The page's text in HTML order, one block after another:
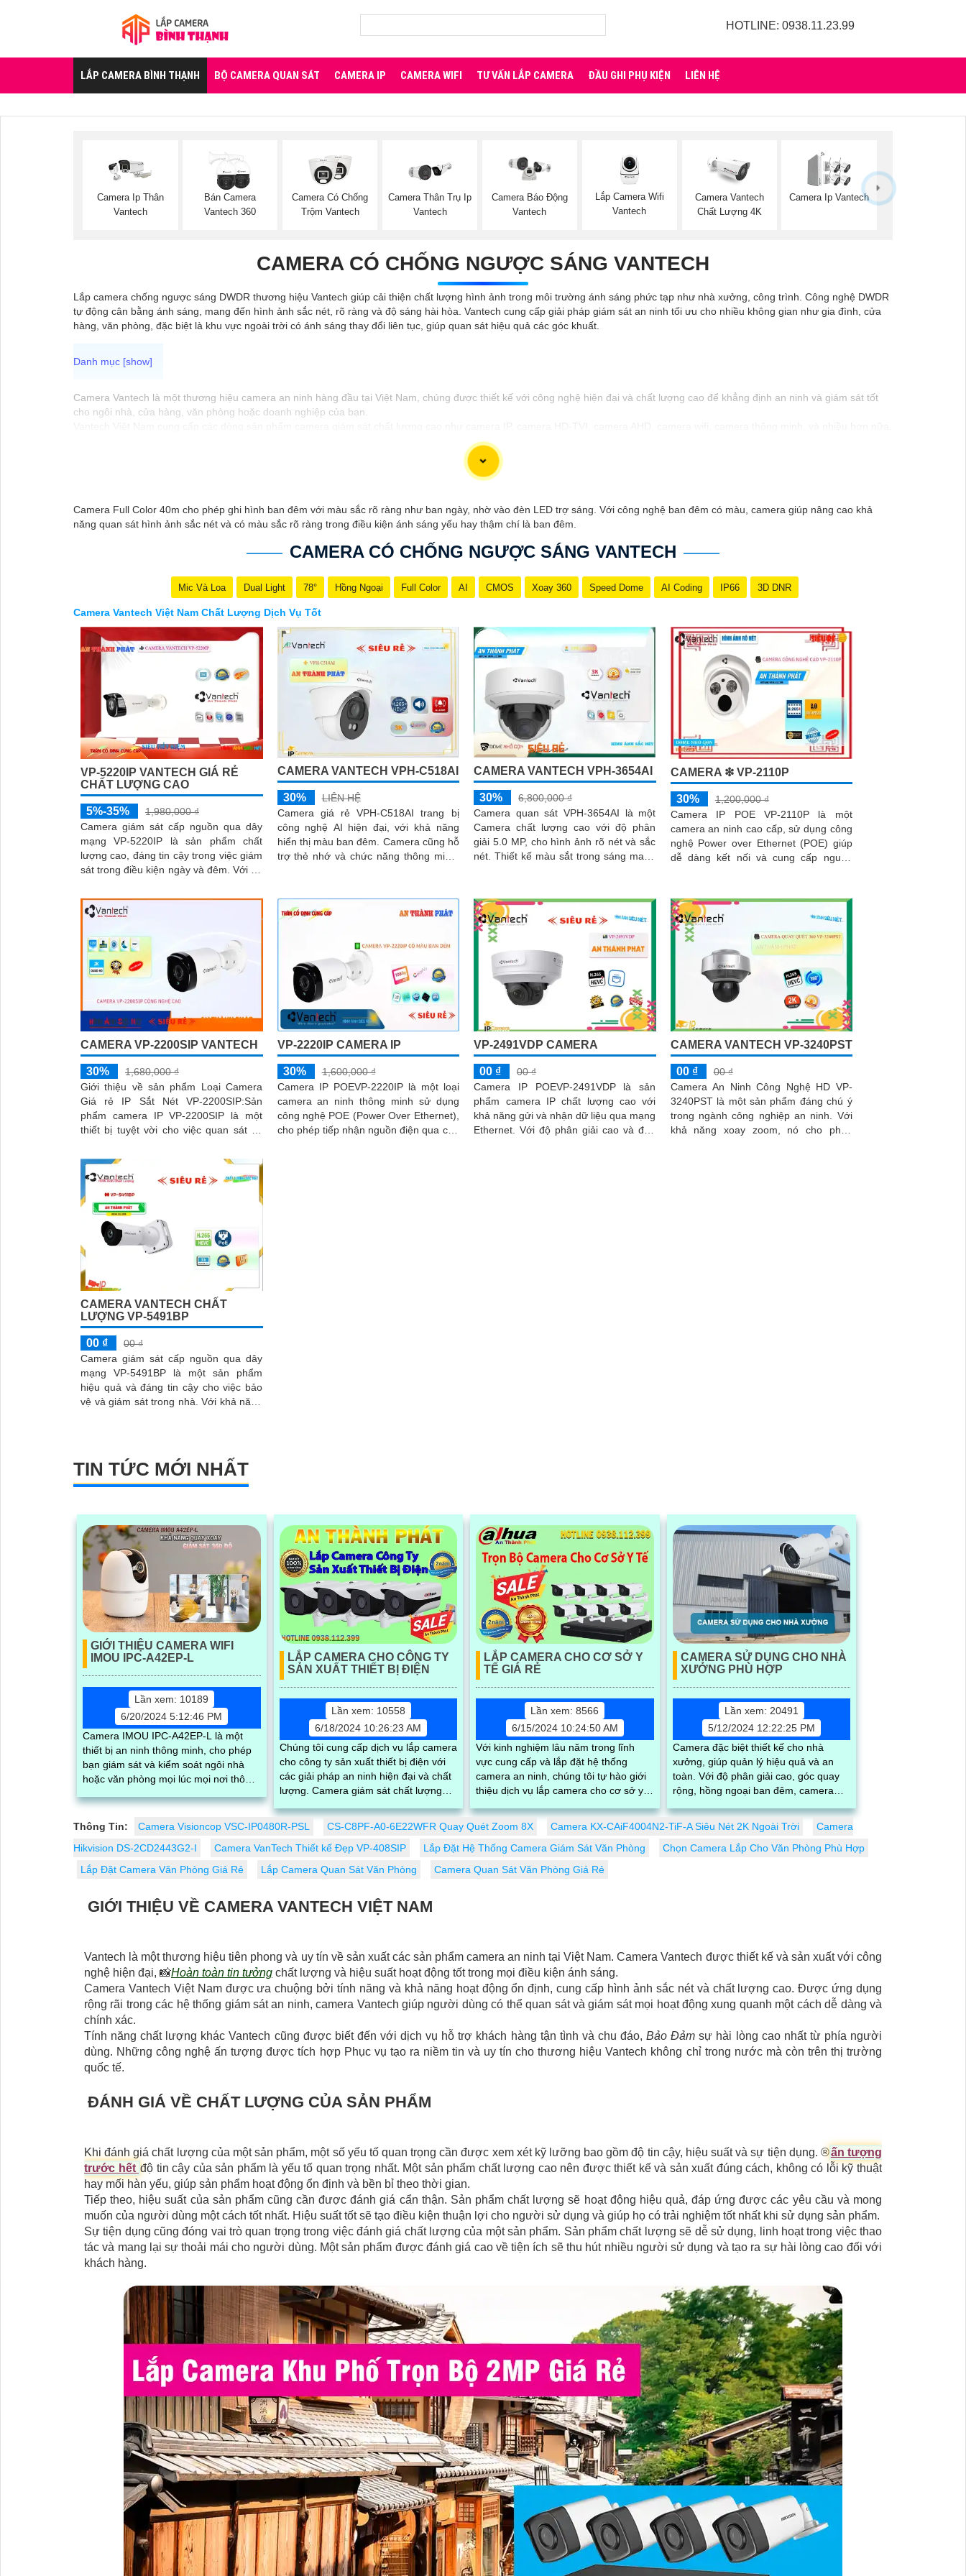
HOTLINE: 0938.11.23.99
LẮP CAMERA BÌNH THẠNH BỘ CAMERA QUAN SÁT CAMERA IP CAMERA WIFI TƯ VẤN LẮP CAMERA ĐẦU GHI PHỤ KIỆN LIÊN HỆ
Camera Ip Thân
Vantech
Bán Camera
Vantech 360
Camera Có Chống
Trộm Vantech
Camera Thân Trụ Ip
Vantech
Camera Báo Động
Vantech
Lắp Camera Wifi
Vantech
Camera Vantech
Chất Lượng 4K
Camera Ip Vantech
CAMERA CÓ CHỐNG NGƯỢC SÁNG VANTECH
Lắp camera chống ngược sáng DWDR thương hiệu Vantech giúp cải thiện chất lượng hình ảnh trong môi trường ánh sáng phức tạp như nhà xưởng, công trình. Công nghệ DWDR
tự động cân bằng ánh sáng, mang đến hình ảnh sắc nét, rõ ràng và độ sáng hài hòa. Vantech cung cấp giải pháp giám sát an ninh tối ưu cho nhiều không gian như gia đình, cửa
hàng, văn phòng, đặc biệt là khu vực ngoài trời có ánh sáng thay đổi liên tục, giúp quan sát hiệu quả các góc khuất.
Camera Vantech là một thương hiệu camera an ninh hàng đầu tại Việt Nam, chúng được thiết kế với công nghệ hiện đại và chất lượng cao để khẳng định an ninh và giám sát tốt
cho ngôi nhà, cửa hàng, văn phòng hoặc doanh nghiệp của bạn.
Các sản phẩm của Vantech được sản xuất theo tiêu chuẩn chất lượng cao, đáng tin cậy và dễ sử dụng.
Điểm mạnh của Camera Vantech là chất lượng dịch vụ tốt và hỗ trợ khách hàng chu đáo. Đội ngũ nhân viên kỹ thuật chuyên nghiệp của Vantech sẽ giúp bạn lựa chọn giải pháp
Nếu bạn đang tìm kiếm một giải pháp giám sát an ninh tốt cho ngôi nhà hoặc doanh nghiệp của mình, Camera Vantech Việt Nam là một lựa chọn hàng đầu mà bạn có thể tin
Camera Full Color 40m cho phép ghi hình ban đêm với màu sắc rõ ràng như ban ngày, nhờ vào đèn LED trợ sáng. Với công nghệ ban đêm có màu, camera giúp nâng cao khả
năng quan sát hình ảnh sắc nét và có màu sắc rõ ràng trong điều kiện ánh sáng yếu hay thậm chí là ban đêm.
CAMERA CÓ CHỐNG NGƯỢC SÁNG VANTECH
Mic Và Loa Dual Light 78° Hồng Ngoại Full Color AI CMOS Xoay 360 Speed Dome AI Coding IP66 3D DNR
Camera Vantech Việt Nam Chất Lượng Dịch Vụ Tốt
VP-5220IP VANTECH GIÁ RẺ
CHẤT LƯỢNG CAO
5%-35%
1,980,000 ₫
Camera giám sát cấp nguồn qua dây
mạng VP-5220IP là sản phẩm chất
lượng cao, đáng tin cậy trong việc giám
sát trong điều kiện ngày và đêm. Với độ
CAMERA VANTECH VPH-C518AI
30%
LIÊN HỆ
Camera giá rẻ VPH-C518AI trang bị
công nghệ AI hiện đại, với khả năng
hiển thị màu ban đêm. Camera cũng hỗ
trợ thẻ nhớ và chức năng thông minh,
CAMERA VANTECH VPH-3654AI
30%
6,800,000 ₫
Camera quan sát VPH-3654AI là một
Camera chất lượng cao với độ phân
giải 5.0 MP, cho hình ảnh rõ nét và sắc
nét. Thiết kế màu sắt trong sáng mang
CAMERA ❇ VP-2110P
30%
1,200,000 ₫
Camera IP POE VP-2110P là một
camera an ninh cao cấp, sử dụng công
nghệ Power over Ethernet (POE) giúp
dễ dàng kết nối và cung cấp nguồn
sắc nét và rõ ràng
CAMERA VP-2200SIP VANTECH
30%
1,680,000 ₫
Giới thiệu về sản phẩm Loại Camera
Giá rẻ IP Sắt Nét VP-2200SIP:Sản
phẩm camera IP VP-2200SIP là một
thiết bị tuyệt vời cho việc quan sát và
camera này mang đến hình ảnh màu
sắc đẹp hơn và rõ ràng
VP-2220IP CAMERA IP
30%
1,600,000 ₫
Camera IP POEVP-2220IP là một loại
camera an ninh thông minh sử dụng
công nghệ POE (Power Over Ethernet),
cho phép tiếp nhận nguồn điện qua cáp
VP-2491VDP CAMERA
00 ₫
00 ₫
Camera IP POEVP-2491VDP là sản
phẩm camera IP chất lượng cao với
khả năng gửi và nhận dữ liệu qua mạng
Ethernet. Với độ phân giải cao và đèn
CAMERA VANTECH VP-3240PST
00 ₫
00 ₫
Camera An Ninh Công Nghệ HD VP-
3240PST là một sản phẩm đáng chú ý
trong ngành công nghiệp an ninh. Với
khả năng xoay zoom, nó cho phép
CAMERA VANTECH CHẤT
LƯỢNG VP-5491BP
00 ₫
00 ₫
Camera giám sát cấp nguồn qua dây
mạng VP-5491BP là một sản phẩm
hiệu quả và đáng tin cậy cho việc bảo
vệ và giám sát trong nhà. Với khả năng
TIN TỨC MỚI NHẤT
GIỚI THIỆU CAMERA WIFI
IMOU IPC-A42EP-L
Lần xem: 10189
6/20/2024 5:12:46 PM
Camera IMOU IPC-A42EP-L là một
thiết bị an ninh thông minh, cho phép
bạn giám sát và kiểm soát ngôi nhà
hoặc văn phòng mọi lúc mọi nơi thông
cao, hình ảnh sắc nét và rõ ràng
LẮP CAMERA CHO CÔNG TY
SẢN XUẤT THIẾT BỊ ĐIỆN
Lần xem: 10558
6/18/2024 10:26:23 AM
Chúng tôi cung cấp dịch vụ lắp camera
cho công ty sản xuất thiết bị điện với
các giải pháp an ninh hiện đại và chất
lượng. Camera giám sát chất lượng
cả ngày lẫn đêm
LẮP CAMERA CHO CƠ SỞ Y
TẾ GIÁ RẺ
Lần xem: 8566
6/15/2024 10:24:50 AM
Với kinh nghiệm lâu năm trong lĩnh
vực cung cấp và lắp đặt hệ thống
camera an ninh, chúng tôi tự hào giới
thiệu dịch vụ lắp camera cho cơ sở y
CAMERA SỬ DỤNG CHO NHÀ
XƯỞNG PHÙ HỢP
Lần xem: 20491
5/12/2024 12:22:25 PM
Camera đặc biệt thiết kế cho nhà
xưởng, giúp quản lý hiệu quả và an
toàn. Với độ phân giải cao, góc quay
rộng, hồng ngoại ban đêm, camera
xưởng
Thông Tin: Camera Visioncop VSC-IP0480R-PSL CS-C8PF-A0-6E22WFR Quay Quét Zoom 8X Camera KX-CAiF4004N2-TiF-A Siêu Nét 2K Ngoài Trời
Camera
Hikvision DS-2CD2443G2-I
Camera VanTech Thiết kế Đẹp VP-408SIP Lắp Đặt Hệ Thống Camera Giám Sát Văn Phòng
Chọn Camera Lắp Cho Văn Phòng Phù Hợp
Lắp Đặt Camera Văn Phòng Giá Rẻ
Lắp Camera Quan Sát Văn Phòng Camera Quan Sát Văn Phòng Giá Rẻ
GIỚI THIỆU VỀ CAMERA VANTECH VIỆT NAM
Vantech là một thương hiệu tiên phong và uy tín về sản xuất các sản phẩm camera an ninh tại Việt Nam. Camera Vantech được thiết kế và sản xuất với công
nghệ hiện đại, 📸Hoàn toàn tin tưởng chất lượng và hiệu suất hoạt động tốt trong mọi điều kiện ánh sáng.
Camera Vantech Việt Nam được ưa chuộng bởi tính năng và khả năng hoạt động ổn định, cung cấp hình ảnh sắc nét và chất lượng cao. Được ứng dụng
rộng rãi trong các hệ thống giám sát an ninh, camera Vantech giúp người dùng có thể quan sát và giám sát mọi hoạt động xung quanh một cách dễ dàng và
chính xác.
Tính năng chất lượng khác Vantech cũng được biết đến với dịch vụ hỗ trợ khách hàng tận tình và chu đáo,Bảo Đảm sự hài lòng cao nhất từ phía người
dùng. Những công nghệ ấn tượng được tích hợp Phục vụ tạo ra niềm tin và uy tín cho thương hiệu Vantech không chỉ trong nước mà còn trên thị trường
quốc tế.
ĐÁNH GIÁ VỀ CHẤT LƯỢNG CỦA SẢN PHẨM
Khi đánh giá chất lượng của một sản phẩm, một số yếu tố quan trọng cần được xem xét kỹ lưỡng bao gồm độ tin cậy, hiệu suất và sự tiện dụng. ®️ấn tượng
trước hết độ tin cậy của sản phẩm là yếu tố quan trọng nhất. Một sản phẩm chất lượng cao nên được thiết kế và sản xuất đúng cách, không có lỗi kỹ thuật
hay mối hàn yếu, giúp sản phẩm hoạt động ổn định và bền bỉ theo thời gian.
Tiếp theo, hiệu suất của sản phẩm cũng cần được đánh giá cẩn thận. Sản phẩm chất lượng sẽ hoạt động hiệu quả, đáp ứng được các yêu cầu và mong
muốn của người dùng một cách tốt nhất. Hiệu suất tốt sẽ tạo điều kiện thuận lợi cho người sử dụng và giúp họ có trải nghiệm tốt nhất khi sử dụng sản phẩm.
Sự tiện dụng cũng đóng vai trò quan trọng trong việc đánh giá chất lượng của một sản phẩm. Sản phẩm chất lượng sẽ dễ sử dụng, linh hoạt trong việc thao
tác và mang lại sự thoải mái cho người dùng. Một sản phẩm được đánh giá cao về tiện ích sẽ thu hút nhiều người sử dụng và tạo ra sự hài lòng cao đối với
khách hàng.